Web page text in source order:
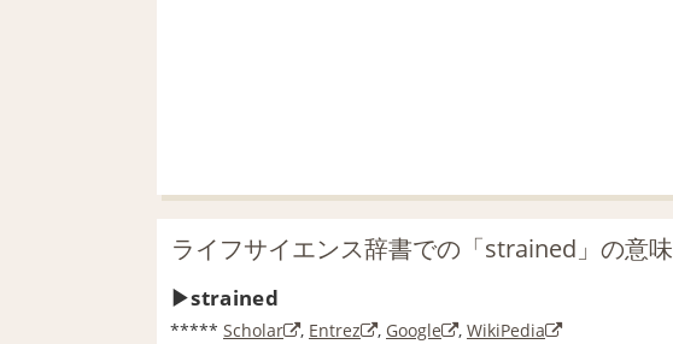
ライフサイエンス辞書での「strained」の意味
strained
***** Scholar , Entrez , Google , WikiPedia